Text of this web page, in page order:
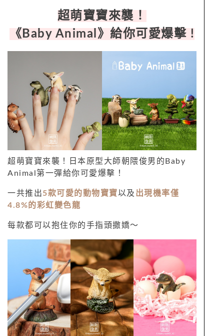
超萌寶寶來襲！
《Baby Animal》給你可愛爆擊 !
超萌寶寶來襲！日本原型大師朝隈俊男的 Baby
Animal 第一彈給你可愛爆擊！
一共推出5款可愛的動物寶寶以及 出現機率僅
4.8% 的彩虹變色龍
每款都可以抱住你的手指頭撒嬌～